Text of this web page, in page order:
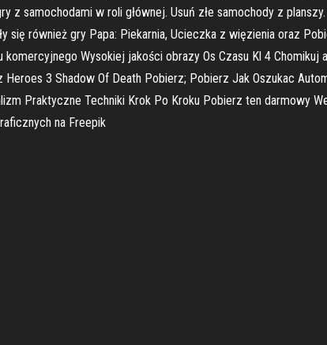
samochodami w roli głównej. Usuń złe samochody z
się również gry Papa: Piekarnia, Ucieczka z więzienia oraz
Wysokiej jakości obrazy Os Czasu Kl 4 Chomikuj
3 Shadow Of Death Pobierz; Pobierz Jak Oszukac
Praktyczne Techniki Krok Po Kroku Pobierz ten darmowy
na Freepik